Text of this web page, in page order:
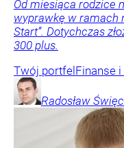
Od miesiąca rodzice
wyprawkę w ramach
Start”. Dotychczas
300 plus.
Twój portfelFinanse
Radosław